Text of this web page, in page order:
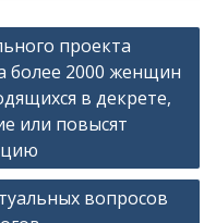
проекта
более 2000 женщин
в декрете,
или повысят
вопросов